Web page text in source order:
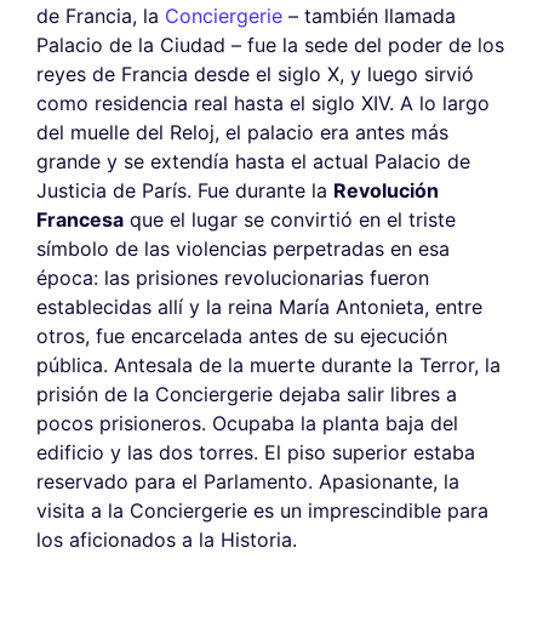
de Francia, la Conciergerie – también llamada
Palacio de la Ciudad – fue la sede del poder de los
reyes de Francia desde el siglo X, y luego sirvió
como residencia real hasta el siglo XIV. A lo largo
del muelle del Reloj, el palacio era antes más
grande y se extendía hasta el actual Palacio de
Justicia de París. Fue durante la Revolución
Francesa que el lugar se convirtió en el triste
símbolo de las violencias perpetradas en esa
época: las prisiones revolucionarias fueron
establecidas allí y la reina María Antonieta, entre
otros, fue encarcelada antes de su ejecución
pública. Antesala de la muerte durante la Terror, la
prisión de la Conciergerie dejaba salir libres a
pocos prisioneros. Ocupaba la planta baja del
edificio y las dos torres. El piso superior estaba
reservado para el Parlamento. Apasionante, la
visita a la Conciergerie es un imprescindible para
los aficionados a la Historia.